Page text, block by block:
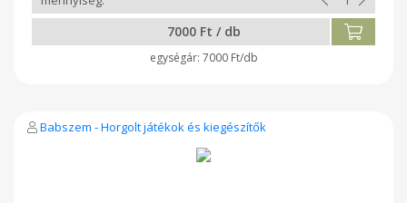
7000 Ft / db
7000 Ft/db
Babszem - Horgolt játékok és kiegészítők